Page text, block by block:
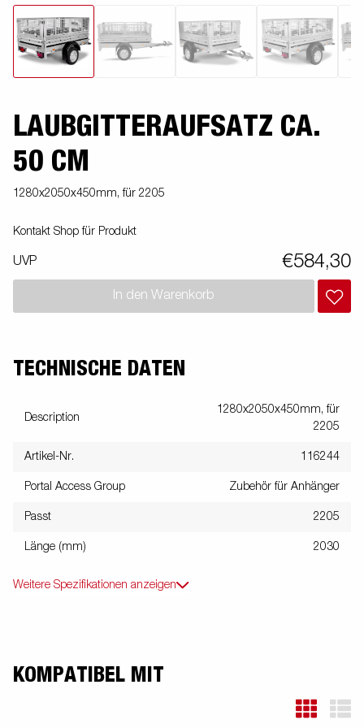
LAUBGITTERAUFSATZ CA.
50 CM
1280x2050x450mm, für 2205
Kontakt Shop für Produkt
UVP €584,30
In den Warenkorb
TECHNISCHE DATEN
Description
1280x2050x450mm, für
2205
Artikel-Nr. 116244
Portal Access Group Zubehör für Anhänger
Passt 2205
Länge (mm) 2030
Weitere Spezifikationen anzeigen
KOMPATIBEL MIT